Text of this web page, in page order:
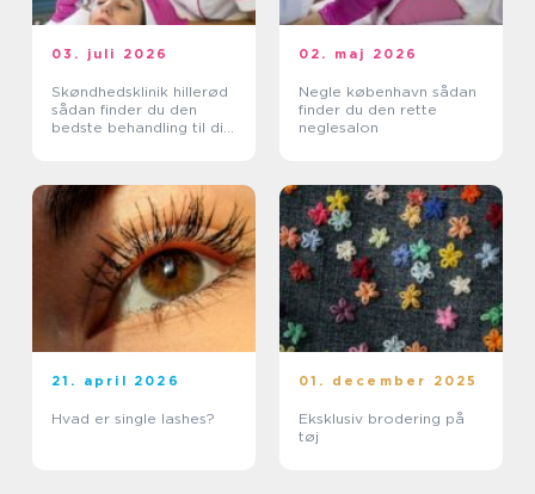
03. juli 2026
Skøndhedsklinik hillerød
sådan finder du den
bedste behandling til din
02. maj 2026
Negle københavn sådan
finder du den rette
neglesalon
21. april 2026
Hvad er single lashes?
01. december 2025
Eksklusiv brodering på
tøj